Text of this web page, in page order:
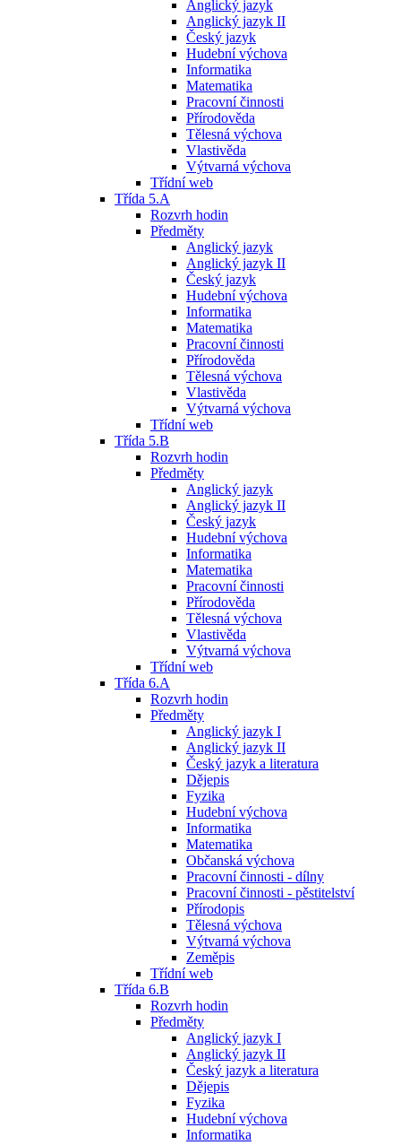
Anglický jazyk
Anglický jazyk II
Český jazyk
Hudební výchova
Informatika
Matematika
Pracovní činnosti
Přírodověda
Tělesná výchova
Vlastivěda
Výtvarná výchova
Třídní web
Třída 5.A
Rozvrh hodin
Předměty
Anglický jazyk
Anglický jazyk II
Český jazyk
Hudební výchova
Informatika
Matematika
Pracovní činnosti
Přírodověda
Tělesná výchova
Vlastivěda
Výtvarná výchova
Třídní web
Třída 5.B
Rozvrh hodin
Předměty
Anglický jazyk
Anglický jazyk II
Český jazyk
Hudební výchova
Informatika
Matematika
Pracovní činnosti
Přírodověda
Tělesná výchova
Vlastivěda
Výtvarná výchova
Třídní web
Třída 6.A
Rozvrh hodin
Předměty
Anglický jazyk I
Anglický jazyk II
Český jazyk a literatura
Dějepis
Fyzika
Hudební výchova
Informatika
Matematika
Občanská výchova
Pracovní činnosti - dílny
Pracovní činnosti - pěstitelství
Přírodopis
Tělesná výchova
Výtvarná výchova
Zeměpis
Třídní web
Třída 6.B
Rozvrh hodin
Předměty
Anglický jazyk I
Anglický jazyk II
Český jazyk a literatura
Dějepis
Fyzika
Hudební výchova
Informatika